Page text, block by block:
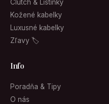
Clutch & Listinky
Kožené kabelky
Luxusné kabelky
Zľavy 🏷
Info
Poradňa & Tipy
O nás